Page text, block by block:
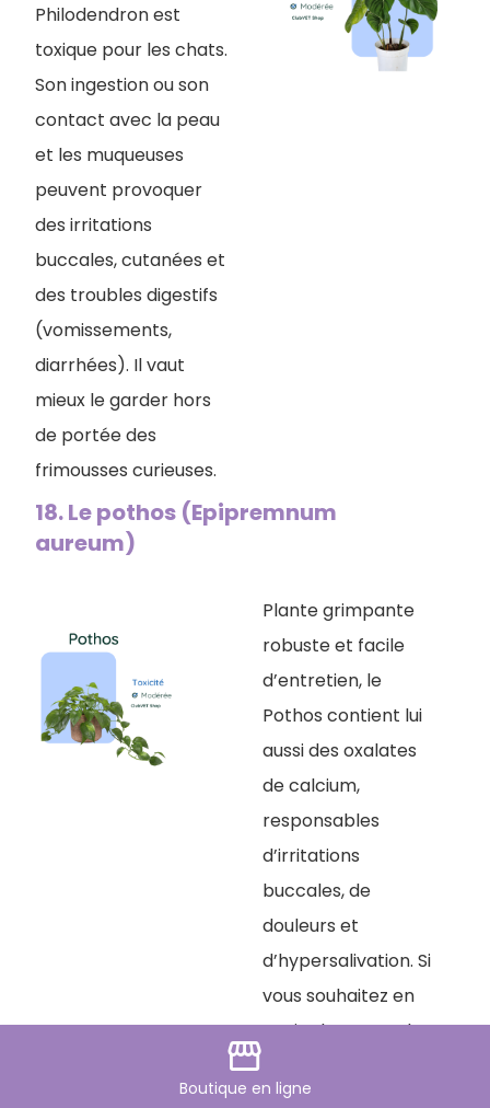
Philodendron est
toxique pour les chats.
Son ingestion ou son
contact avec la peau
et les muqueuses
peuvent provoquer
des irritations
buccales, cutanées et
des troubles digestifs
(vomissements,
diarrhées). Il vaut
mieux le garder hors
de portée des
frimousses curieuses.
18. Le pothos (Epipremnum
aureum)
Plante grimpante
robuste et facile
d’entretien, le
Pothos contient lui
aussi des oxalates
de calcium,
responsables
d’irritations
buccales, de
douleurs et
d’hypersalivation. Si
vous souhaitez en
avoir chez vous, Il
hors de portée.
storefront
Boutique en ligne